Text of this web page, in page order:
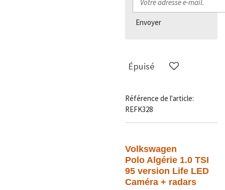
Envoyer
Épuisé
Référence de l'article:
REFK328
Volkswagen
Polo Algérie 1.0 TSI
95 version Life LED
Caméra + radars